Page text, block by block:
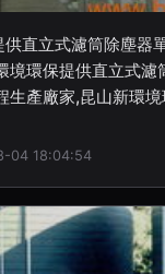
直立式濾筒除塵器
境環保提供直立式濾
生產廠家,昆山新環
04 18:04:54